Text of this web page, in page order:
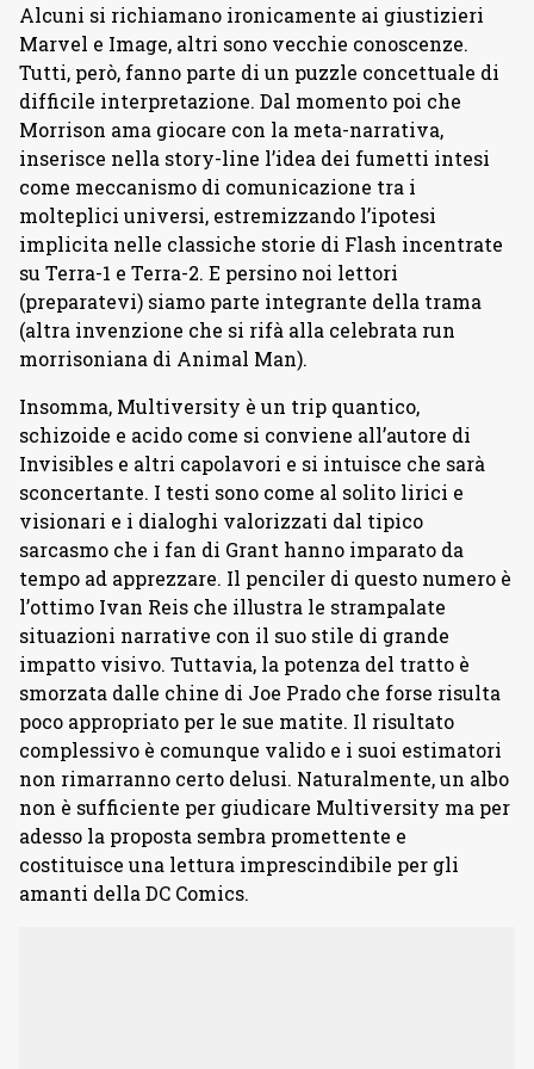
Alcuni si richiamano ironicamente ai giustizieri
Marvel e Image, altri sono vecchie conoscenze.
Tutti, però, fanno parte di un puzzle concettuale di
difficile interpretazione. Dal momento poi che
Morrison ama giocare con la meta-narrativa,
inserisce nella story-line l’idea dei fumetti intesi
come meccanismo di comunicazione tra i
molteplici universi, estremizzando l’ipotesi
implicita nelle classiche storie di Flash incentrate
su Terra-1 e Terra-2. E persino noi lettori
(preparatevi) siamo parte integrante della trama
(altra invenzione che si rifà alla celebrata run
morrisoniana di Animal Man).
Insomma, Multiversity è un trip quantico,
schizoide e acido come si conviene all’autore di
Invisibles e altri capolavori e si intuisce che sarà
sconcertante. I testi sono come al solito lirici e
visionari e i dialoghi valorizzati dal tipico
sarcasmo che i fan di Grant hanno imparato da
tempo ad apprezzare. Il penciler di questo numero è
l’ottimo Ivan Reis che illustra le strampalate
situazioni narrative con il suo stile di grande
impatto visivo. Tuttavia, la potenza del tratto è
smorzata dalle chine di Joe Prado che forse risulta
poco appropriato per le sue matite. Il risultato
complessivo è comunque valido e i suoi estimatori
non rimarranno certo delusi. Naturalmente, un albo
non è sufficiente per giudicare Multiversity ma per
adesso la proposta sembra promettente e
costituisce una lettura imprescindibile per gli
amanti della DC Comics.